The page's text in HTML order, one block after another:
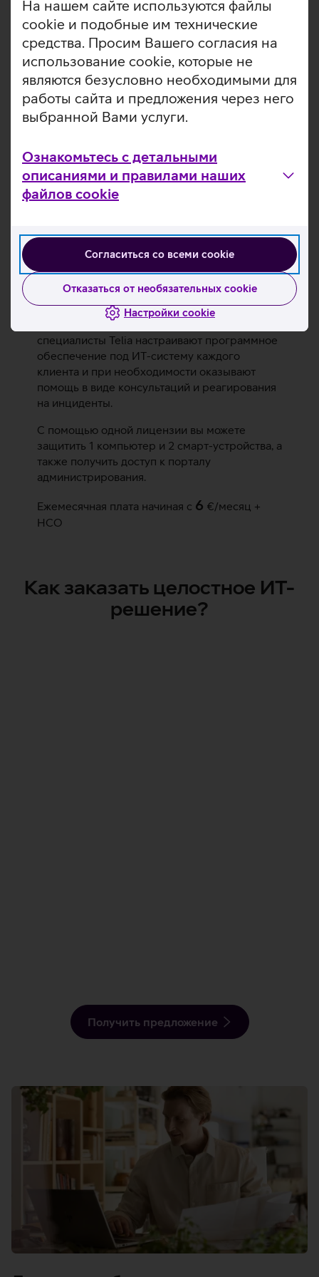
На нашем сайте используются файлы
cookie и подобные им технические
средства. Просим Вашего согласия на
использование cookie, которые не
являются безусловно необходимыми для
работы сайта и предложения через него
выбранной Вами услуги.
Ознакомьтесь с детальными
описаниями и правилами наших
файлов cookie
Согласиться со всеми cookie
Отказаться от необязательных cookie
Настройки cookie
помогает создавать сильные пароли с
помощью менеджера паролей.
Safe работает на устройствах и с Windows, и с
MacOS. Приложение легко настраивается и
управляется.
Ежемесячная плата начиная с2,49€/месяц +
НСО (1 лицензия)
«Киберзащита компьютера»
специалистами по безопасности Telia и
защищает компьютеры, смарт-устройства,
кибератак.
«Киберзащита компьютера» разработана
экспертами Telia по безопасности, и
специалисты Telia настраивают программное
обеспечение под ИТ-систему каждого
клиента и при необходимости оказывают
помощь в виде консультаций и реагирования
на инциденты.
С помощью одной лицензии вы можете
защитить 1 компьютер и 2 смарт-устройства, а
также получить доступ к порталу
администрирования.
Ежемесячная плата начиная с 6 €/месяц +
НСО
Как заказать целостное ИТ-
решение?
Получить предложение